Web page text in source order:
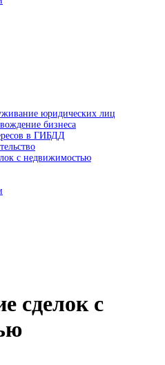
юридических лиц
бизнеса
в ГИБДД
с недвижимостью
сделок с